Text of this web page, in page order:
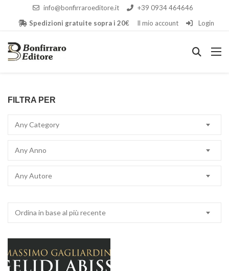
info@bonfirraroeditore.it
+39 0934 464646
Spedizioni gratuite sopra i 20€
Il mio account Login
FILTRA PER
Any Category
Any Anno
Any Autore
Ordina in base al più recente